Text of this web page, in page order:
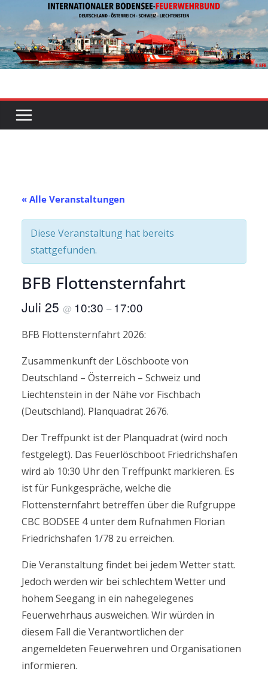
Inhalt
springen
« Alle Veranstaltungen
Diese Veranstaltung hat bereits
stattgefunden.
BFB Flottensternfahrt
Juli 25 @ 10:30 – 17:00
BFB Flottensternfahrt 2026:
Zusammenkunft der Löschboote von
Deutschland – Österreich – Schweiz und
Liechtenstein in der Nähe vor Fischbach
(Deutschland). Planquadrat 2676.
Der Treffpunkt ist der Planquadrat (wird noch
festgelegt). Das Feuerlöschboot Friedrichshafen
wird ab 10:30 Uhr den Treffpunkt markieren. Es
ist für Funkgespräche, welche die
Flottensternfahrt betreffen über die Rufgruppe
CBC BODSEE 4 unter dem Rufnahmen Florian
Friedrichshafen 1/78 zu erreichen.
Die Veranstaltung findet bei jedem Wetter statt.
Jedoch werden wir bei schlechtem Wetter und
hohem Seegang in ein nahegelegenes
Feuerwehrhaus ausweichen. Wir würden in
diesem Fall die Verantwortlichen der
angemeldeten Feuerwehren und Organisationen
informieren.